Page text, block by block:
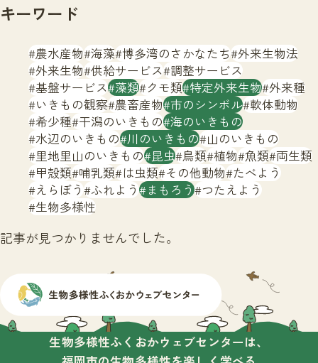
サイトマップ
キーワード
農水産物 海藻 博多湾のさかなたち 外来生物法
外来生物 供給サービス 調整サービス
基盤サービス 藻類 クモ類 特定外来生物 外来種
いきもの観察 農畜産物 市のシンボル 軟体動物
希少種 干潟のいきもの 海のいきもの
水辺のいきもの 川のいきもの 山のいきもの
里地里山のいきもの 昆虫 鳥類 植物 魚類 両生類
甲殻類 哺乳類 は虫類 その他動物 たべよう
えらぼう ふれよう まもろう つたえよう
生物多様性
記事が見つかりませんでした。
生物多様性ふくおかウェブセンターは、